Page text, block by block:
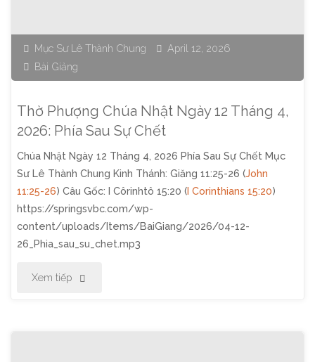
10
Tháng
2026:
Nỗi
Lòng
Của
Mẹ"
Mục Sư Lê Thành Chung
April 12, 2026
Bài Giảng
Thờ Phượng Chúa Nhật Ngày 12 Tháng 4,
2026: Phía Sau Sự Chết
Chúa Nhật Ngày 12 Tháng 4, 2026 Phía Sau Sự Chết Mục
Sư Lê Thành Chung Kinh Thánh: Giăng 11:25-26 (John
11:25-26) Câu Gốc: I Côrinhtô 15:20 (I Corinthians 15:20)
https://springsvbc.com/wp-
content/uploads/Items/BaiGiang/2026/04-12-
26_Phia_sau_su_chet.mp3
Xem tiếp "Thờ